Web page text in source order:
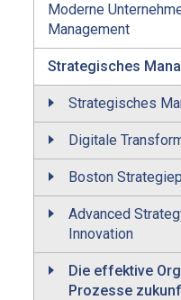
Moderne
Management
Strategisches
Strategisches
Digitale
Boston
Advanced
Innovation
Die effektive
Prozesse